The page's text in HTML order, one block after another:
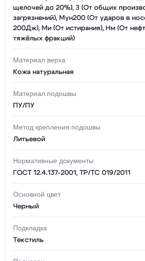
щелочей до 20%), З (От общих
загрязнений), Мун200 (От ударов в
200Дж), Ми (От истирания), Нм (От
тяжёлых фракций)
Материал верха
Кожа натуральная
Материал подошвы
ПУ/ПУ
Метод крепления подошвы
Литьевой
Нормативные документы
ГОСТ 12.4.137-2001, ТР/ТС 019/2011
Основной цвет
Черный
Подкладка
Текстиль